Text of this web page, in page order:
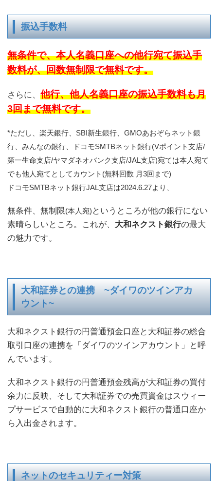
振込手数料
無条件で、本人名義口座への他行宛て振込手
数料が、回数無制限で無料です。
さらに、他行、他人名義口座の振込手数料も月
3回まで無料です。
*ただし、楽天銀行、SBI新生銀行、GMOあおぞらネット銀
行、みんなの銀行、ドコモSMTBネット銀行(Vポイント支店/
第一生命支店/ヤマダネオバンク支店/JAL支店)宛ては本人宛て
でも他人宛てとしてカウント(無料回数 月3回まで)
ドコモSMTBネット銀行JAL支店は2024.6.27より、
無条件、無制限(本人宛) というところが他の銀行にない
素晴らしいところ。これが、 大和ネクスト銀行の最大
の魅力です。
大和証券との連携 ~ダイワのツインアカ
ウント~
大和ネクスト銀行の円普通預金口座と大和証券の総合
取引口座の連携を「ダイワのツインアカウント」と呼
んでいます。
大和ネクスト銀行の円普通預金残高が大和証券の買付
余力に反映、そして大和証券での売買資金はスウィー
プサービスで自動的に大和ネクスト銀行の普通口座か
ら入出金されます。
ネットのセキュリティー対策